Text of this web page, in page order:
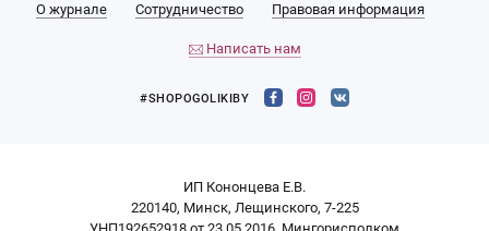
О журнале Сотрудничество Правовая информация
Написать нам
#SHOPOGOLIKIBY
ИП Кононцева Е.В.
220140, Минск, Лещинского, 7-225